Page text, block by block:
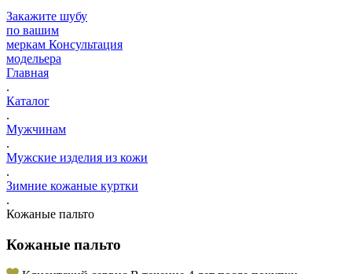
Закажите шубу
по вашим
меркам Консультация
модельера
Главная
.
Каталог
.
Мужчинам
.
Мужские изделия из кожи
.
Зимние кожаные куртки
.
Кожаные пальто
Кожаные пальто